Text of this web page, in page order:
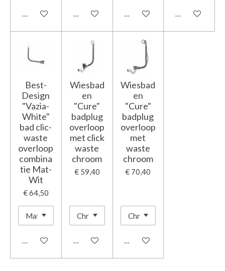
In winkelwagen In winkelwagenIn winkelwagenIn
Best-
Design
"Vazia-
White"
bad clic-
waste
overloop
combina
tie Mat-
Wit
€ 64,50
In winkelwagen
Wiesbad
en
"Cure"
badplug
overloop
met click
waste
chroom
€ 59,40
In winkelwagen
Wiesbad
en
"Cure"
badplug
overloop
met
waste
chroom
€ 70,40
In winkelwagen